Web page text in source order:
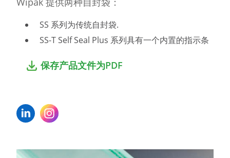
SS 系列为传统自封袋.
SS-T Self Seal Plus 系列具有一个内置的指示条
保存产品文件为PDF